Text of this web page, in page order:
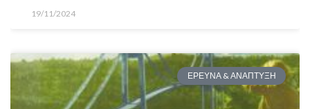
19/11/2024
ΕΡΕΥΝΑ & ΑΝΑΠΤΥΞΗ